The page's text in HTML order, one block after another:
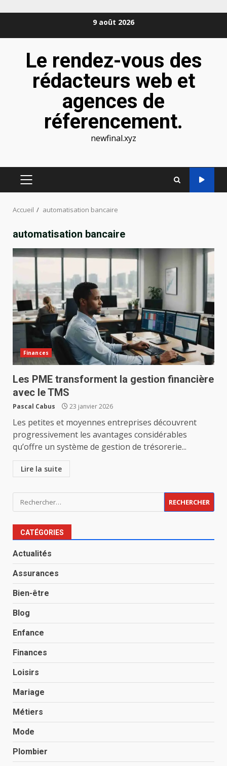
9 août 2026
Le rendez-vous des
rédacteurs web et
agences de
réferencement.
newfinal.xyz
MENU
Accueil automatisation bancaire
automatisation bancaire
Finances
Les PME transforment la gestion financière
avec le TMS
Pascal Cabus 23 janvier 2026
Les petites et moyennes entreprises découvrent
progressivement les avantages considérables
qu’offre un système de gestion de trésorerie...
Lire la suite
Rechercher :
CATÉGORIES
Actualités
Assurances
Bien-être
Blog
Enfance
Finances
Loisirs
Mariage
Métiers
Mode
Plombier